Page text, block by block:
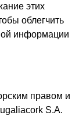
этих
облегчить
информации
правом и
S.A.